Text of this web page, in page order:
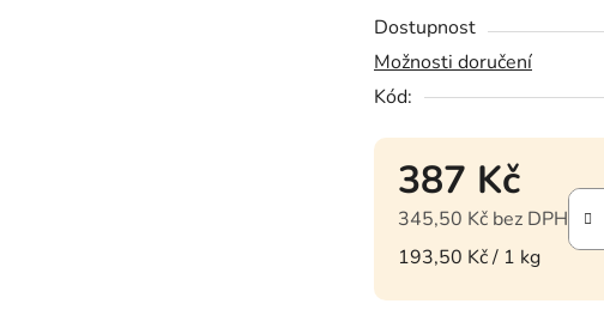
Dostupnost
Možnosti doručení
Kód:
387 Kč
345,50 Kč bez DPH
Měrná cena:
193,50 Kč / 1 kg